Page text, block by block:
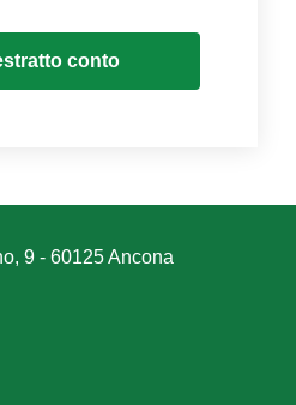
conto
9 - 60125 Ancona